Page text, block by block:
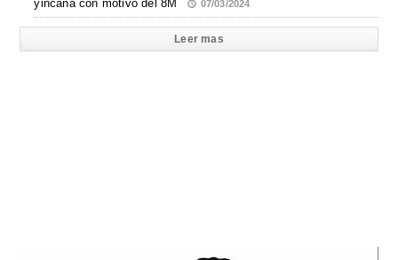
yincana con motivo del 8M
07/03/2024
Leer mas